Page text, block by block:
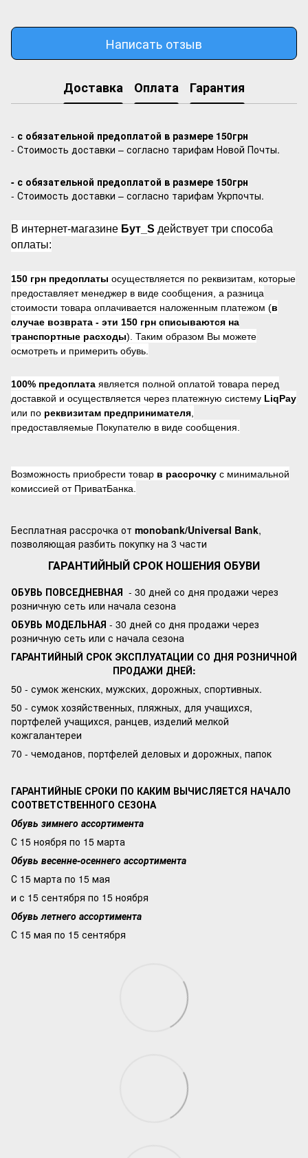
Написать отзыв
Доставка Оплата Гарантия
- с обязательной предоплатой в размере 150грн
- Стоимость доставки – согласно тарифам Новой Почты.
- с обязательной предоплатой в размере 150грн
- Стоимость доставки – согласно тарифам Укрпочты.
В интернет-магазине Бут_S действует три способа
оплаты:
150 грн предоплаты осуществляется по реквизитам, которые
предоставляет менеджер в виде сообщения, а разница
стоимости товара оплачивается наложенным платежом (в
случае возврата - эти 150 грн списываются на
транспортные расходы). Таким образом Вы можете
осмотреть и примерить обувь.
100% предоплата является полной оплатой товара перед
доставкой и осуществляется через платежную систему LiqPay
или по реквизитам предпринимателя
предоставляемые Покупателю в виде сообщения.
Возможность приобрести товар в рассрочку с минимальной
комиссией от ПриватБанка.
Бесплатная рассрочка от monobank/Universal Bank,
позволяющая разбить покупку на 3 части
ГАРАНТИЙНЫЙ СРОК НОШЕНИЯ ОБУВИ
ОБУВЬ ПОВСЕДНЕВНАЯ - 30 дней со дня продажи через
розничную сеть или начала сезона
ОБУВЬ МОДЕЛЬНАЯ - 30 дней со дня продажи через
розничную сеть или с начала сезона
ГАРАНТИЙНЫЙ СРОК ЭКСПЛУАТАЦИИ СО ДНЯ РОЗНИЧНОЙ
ПРОДАЖИ ДНЕЙ:
50 - сумок женских, мужских, дорожных, спортивных.
50 - сумок хозяйственных, пляжных, для учащихся,
портфелей учащихся, ранцев, изделий мелкой
кожгалантереи
70 - чемоданов, портфелей деловых и дорожных, папок
ГАРАНТИЙНЫЕ СРОКИ ПО КАКИМ ВЫЧИСЛЯЕТСЯ НАЧАЛО
СООТВЕТСТВЕННОГО СЕЗОНА
Обувь зимнего ассортимента
С 15 ноября по 15 марта
Обувь весенне-осеннего ассортимента
С 15 марта по 15 мая
и с 15 сентября по 15 ноября
Обувь летнего ассортимента
С 15 мая по 15 сентября